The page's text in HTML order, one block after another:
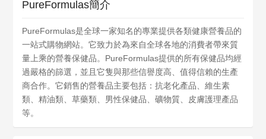
PureFormulas簡介
PureFormulas是全球一家知名的專業提供各類健康營養品的
一站式購物網站。它致力於為來自全球各地的消費者帶來質
量上乘的營養保健品。PureFormulas提供的所有保健品均經
過嚴格的篩選，並且它隻與那些信譽度高、值得信賴的生產
商合作。它銷售的營養品主要包括：抗老化產品、維生素
類、精油類、草藥類、男性保健品、礦物質、皮膚護理產品
等。